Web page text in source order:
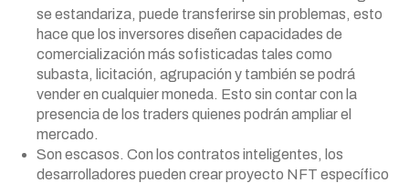
se estandariza, puede transferirse sin problemas, esto
hace que los inversores diseñen capacidades de
comercialización más sofisticadas tales como
subasta, licitación, agrupación y también se podrá
vender en cualquier moneda. Esto sin contar con la
presencia de los traders quienes podrán ampliar el
mercado.
Son escasos. Con los contratos inteligentes, los
desarrolladores pueden crear proyecto NFT específico